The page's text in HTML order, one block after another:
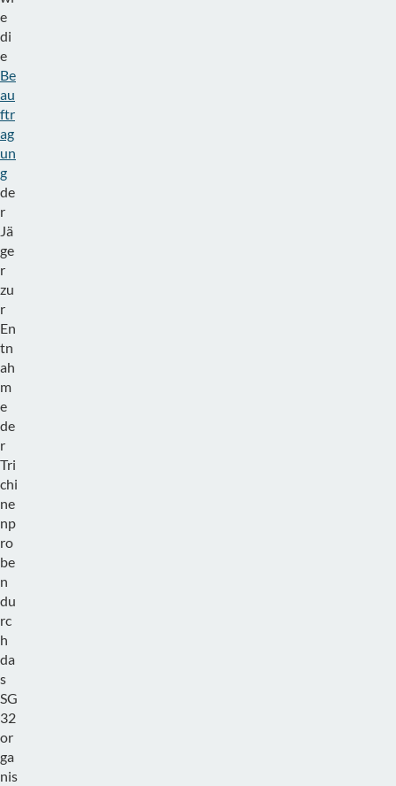
e
di
e
Be
au
ftr
ag
un
g
de
r
Jä
ge
r
zu
r
En
tn
ah
m
e
de
r
Tri
chi
ne
np
ro
be
n
du
rc
h
da
s
SG
32
or
ga
nis